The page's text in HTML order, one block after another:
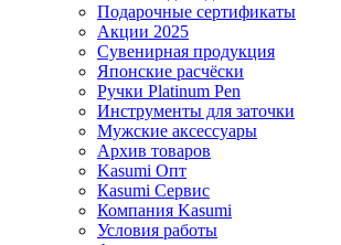
Подарочные сертификаты
Акции 2025
Сувенирная продукция
Японские расчёски
Ручки Platinum Pen
Инструменты для заточки
Мужские аксессуары
Архив товаров
Kasumi Опт
Кasumi Сервис
Компания Kasumi
Условия работы